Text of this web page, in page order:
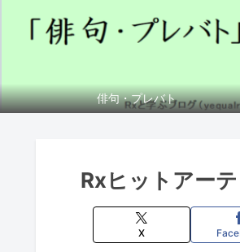
俳句・プレバト
Rxヒットアー
X